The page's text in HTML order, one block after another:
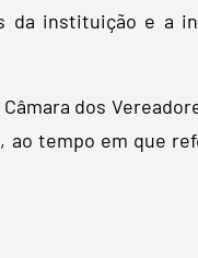
da instituição e a
dos
ao tempo em que